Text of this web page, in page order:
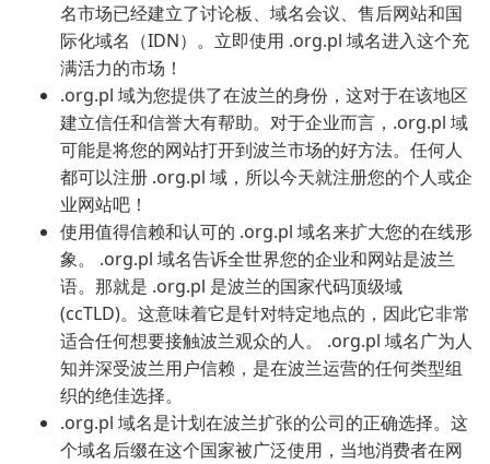
名市场已经建立了讨论板、域名会议、售后网站和国
际化域名（IDN）。立即使用 .org.pl 域名进入这个充
满活力的市场！
.org.pl 域为您提供了在波兰的身份，这对于在该地区
建立信任和信誉大有帮助。对于企业而言，.org.pl 域
可能是将您的网站打开到波兰市场的好方法。任何人
都可以注册 .org.pl 域，所以今天就注册您的个人或企
业网站吧！
使用值得信赖和认可的 .org.pl 域名来扩大您的在线形
象。 .org.pl 域名告诉全世界您的企业和网站是波兰
语。那就是 .org.pl 是波兰的国家代码顶级域
(ccTLD)。这意味着它是针对特定地点的，因此它非常
适合任何想要接触波兰观众的人。 .org.pl 域名广为人
知并深受波兰用户信赖，是在波兰运营的任何类型组
织的绝佳选择。
.org.pl 域名是计划在波兰扩张的公司的正确选择。这
个域名后缀在这个国家被广泛使用，当地消费者在网